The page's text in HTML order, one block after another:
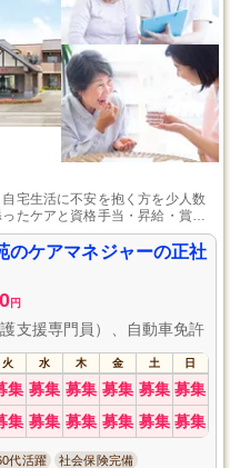
宅生活に不安を抱く方を少人数
たケアと資格手当・昇給・賞与
のケアマネジャーの正社
円
支援専門員）、自動車免許
火 水 木 金 土 日
集 募集 募集 募集 募集 募集
集 募集 募集 募集 募集 募集
代活躍 社会保険完備